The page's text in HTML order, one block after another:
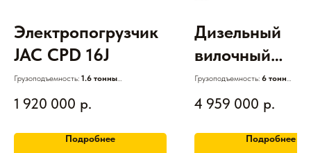
Электропогрузчик
JAC CPD 16J
Грузоподъемность: 1.6 тонны
АКБ:Свинцово-кислотная
1 920 000 р.
Подробнее
Дизельный
вилочный
погрузчик JAC
CPCD 60
Грузоподъемность: 6 тонн
Высота подъема: 3м
4 959 000 р.
Подробнее